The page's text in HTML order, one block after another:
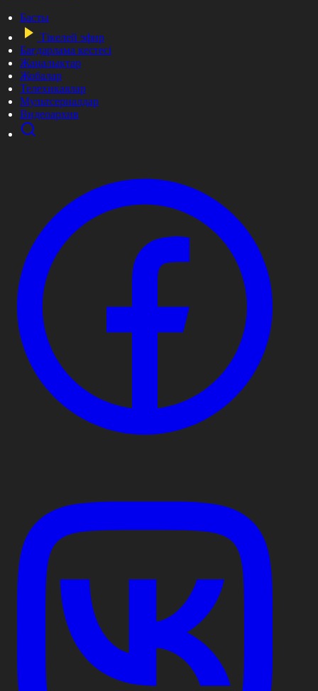
Басты
Тікелей эфир
Бағдарлама кестесі
Жаңалықтар
Жобалар
Телехикаялар
Мультсериалдар
Видеоархив